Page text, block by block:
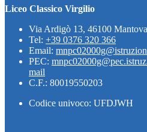
Liceo Classico Virgilio
Via Ardigò 13, 46100 Mantova
Tel: +39 0376 320 366
Email:
PEC:
mail
C.F.: 80019550203
Codice univoco: UFDJWH